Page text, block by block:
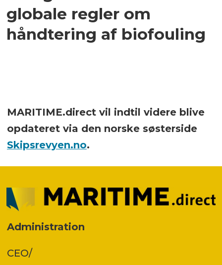
globale regler om
håndtering af biofouling
MARITIME.direct vil indtil videre blive
opdateret via den norske søsterside
Skipsrevyen.no.
Administration
CEO/